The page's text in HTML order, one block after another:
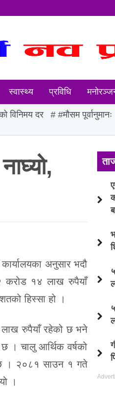
स्वास्थ्य प्रविधि
विनिमय दर #मौसम पूर्वानुमानः
अनुसार भदौ
करोड १४ लाख रुपैयाँ
हिस्सा हो ।
रुपैयाँ रहेको छ भने
। चालु आर्थिक वर्षको
। २०८१ साउन १ गते
।